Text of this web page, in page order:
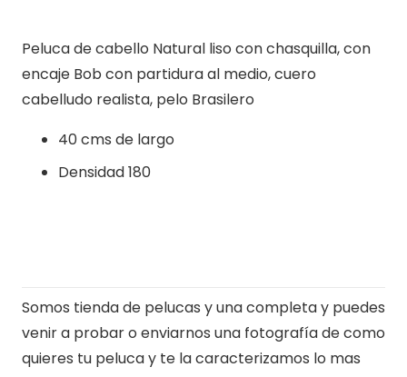
Peluca de cabello Natural liso con chasquilla, con
encaje Bob con partidura al medio, cuero
cabelludo realista, pelo Brasilero
40 cms de largo
Densidad 180
Somos tienda de pelucas y una completa y puedes
venir a probar o enviarnos una fotografía de como
quieres tu peluca y te la caracterizamos lo mas